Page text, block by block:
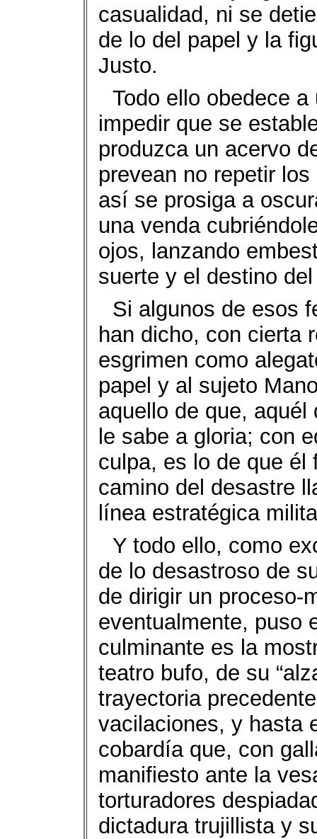
casualidad, ni se
de lo del papel y la
Justo.
Todo ello obedece
impedir que se
produzca un acervo
prevean no repetir
así se prosiga a
una venda
ojos, lanzando
suerte y el destino
Si algunos de esos
han dicho, con cierta
esgrimen como
papel y al sujeto
aquello de que,
le sabe a gloria; con
culpa, es lo de que él
camino del desastre
línea estratégica
Y todo ello, como
de lo desastroso de
de dirigir un proceso-
eventualmente, puso
culminante es la
teatro bufo, de su
trayectoria
vacilaciones, y hasta
cobardía que, con
manifiesto ante la
torturadores
dictadura trujillista y